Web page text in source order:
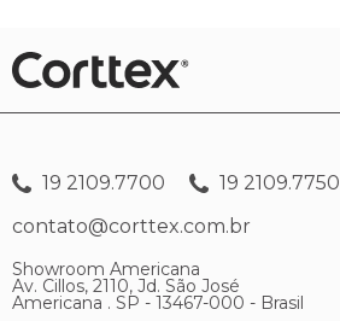
19 2109.7700
19 2109.7750
contato@corttex.com.br
Showroom Americana
Av. Cillos, 2110, Jd. São José
Americana . SP - 13467-000 - Brasil